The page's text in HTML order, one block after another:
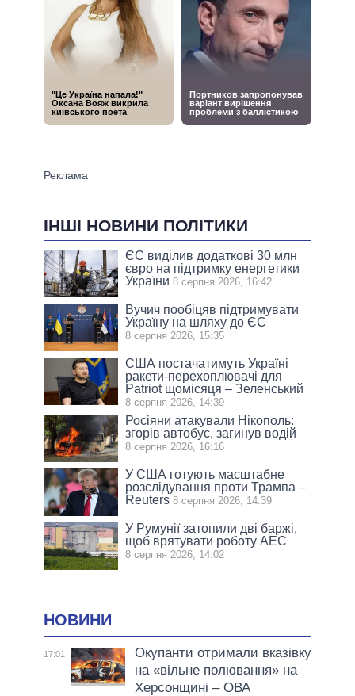
ІНШІ НОВИНИ ПОЛІТИКИ
ЄС виділив додаткові 30 млн
євро на підтримку енергетики
України 8 серпня 2026, 16:42
Вучич пообіцяв підтримувати
Україну на шляху до ЄС
8 серпня 2026, 15:35
США постачатимуть Україні
ракети-перехоплювачі для
Patriot щомісяця – Зеленський
8 серпня 2026, 14:39
Росіяни атакували Нікополь:
згорів автобус, загинув водій
8 серпня 2026, 16:16
У США готують масштабне
розслідування проти Трампа –
Reuters 8 серпня 2026, 14:39
У Румунії затопили дві баржі,
щоб врятувати роботу АЕС
8 серпня 2026, 14:02
НОВИНИ
17:01
Окупанти отримали вказівку
на «вільне полювання» на
Херсонщині – ОВА